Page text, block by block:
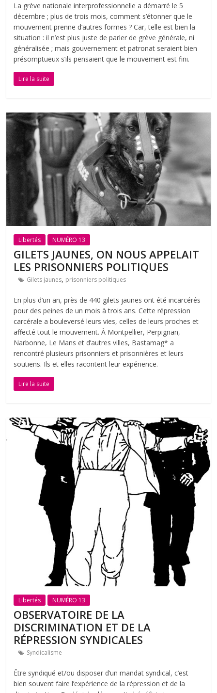
La grève nationale interprofessionnelle a démarré le 5
décembre ; plus de trois mois, comment s’étonner que le
mouvement prenne d’autres formes ? Car, telle est bien la
situation : il n’est plus juste de parler de grève générale, ni
généralisée ; mais gouvernement et patronat seraient bien
présomptueux s’ils pensaient que le mouvement est fini.
Lire la suite
Libertés NUMÉRO 13
GILETS JAUNES, ON NOUS APPELAIT
LES PRISONNIERS POLITIQUES
Gilets jaunes, prisonniers politiques
En plus d’un an, près de 440 gilets jaunes ont été incarcérés
pour des peines de un mois à trois ans. Cette répression
carcérale a bouleversé leurs vies, celles de leurs proches et
affecté tout le mouvement. À Montpellier, Perpignan,
Narbonne, Le Mans et d’autres villes, Bastamag* a
rencontré plusieurs prisonniers et prisonnières et leurs
soutiens. Ils et elles racontent leur expérience.
Lire la suite
Libertés NUMÉRO 13
OBSERVATOIRE DE LA
DISCRIMINATION ET DE LA
RÉPRESSION SYNDICALES
Syndicalisme
Être syndiqué et/ou disposer d’un mandat syndical, c’est
bien souvent faire l’expérience de la répression et de la